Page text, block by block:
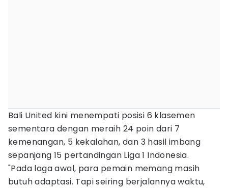
Bali United kini menempati posisi 6 klasemen
sementara dengan meraih 24 poin dari 7
kemenangan, 5 kekalahan, dan 3 hasil imbang
sepanjang 15 pertandingan Liga 1 Indonesia.
"Pada laga awal, para pemain memang masih
butuh adaptasi. Tapi seiring berjalannya waktu,